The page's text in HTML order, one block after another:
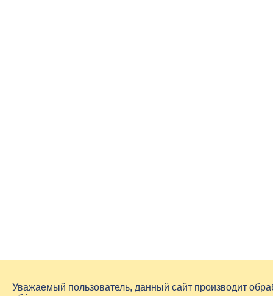
Уважаемый пользователь, данный сайт производит